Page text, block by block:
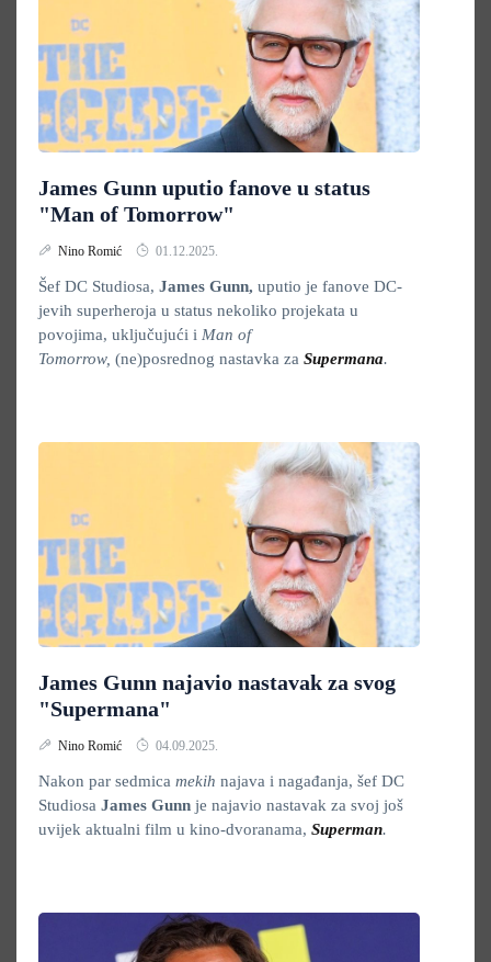
James Gunn uputio fanove u status
"Man of Tomorrow"
Nino Romić 01.12.2025.
Šef DC Studiosa, James Gunn, uputio je fanove DC-
jevih superheroja u status nekoliko projekata u
povojima, uključujući i Man of
Tomorrow, (ne)posrednog nastavka za Supermana.
James Gunn najavio nastavak za svog
"Supermana"
Nino Romić 04.09.2025.
Nakon par sedmica mekih najava i nagađanja, šef DC
Studiosa James Gunn je najavio nastavak za svoj još
uvijek aktualni film u kino-dvoranama, Superman.